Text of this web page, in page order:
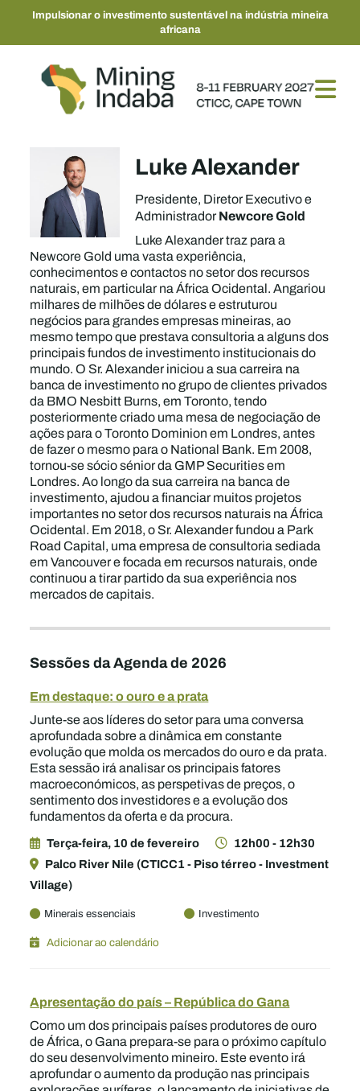
Impulsionar o investimento sustentável na indústria mineira
africana
Luke Alexander
Presidente, Diretor Executivo e
AdministradorNewcore Gold
Luke Alexander traz para a
Newcore Gold uma vasta experiência,
conhecimentos e contactos no setor dos recursos
naturais, em particular na África Ocidental. Angariou
milhares de milhões de dólares e estruturou
negócios para grandes empresas mineiras, ao
mesmo tempo que prestava consultoria a alguns dos
principais fundos de investimento institucionais do
mundo. O Sr. Alexander iniciou a sua carreira na
banca de investimento no grupo de clientes privados
da BMO Nesbitt Burns, em Toronto, tendo
posteriormente criado uma mesa de negociação de
ações para o Toronto Dominion em Londres, antes
de fazer o mesmo para o National Bank. Em 2008,
tornou-se sócio sénior da GMP Securities em
Londres. Ao longo da sua carreira na banca de
investimento, ajudou a financiar muitos projetos
importantes no setor dos recursos naturais na África
Ocidental. Em 2018, o Sr. Alexander fundou a Park
Road Capital, uma empresa de consultoria sediada
em Vancouver e focada em recursos naturais, onde
continuou a tirar partido da sua experiência nos
mercados de capitais.
Sessões da Agenda de 2026
Em destaque: o ouro e a prata
Junte-se aos líderes do setor para uma conversa
aprofundada sobre a dinâmica em constante
evolução que molda os mercados do ouro e da prata.
Esta sessão irá analisar os principais fatores
macroeconómicos, as perspetivas de preços, o
sentimento dos investidores e a evolução dos
fundamentos da oferta e da procura.
Terça-feira, 10 de fevereiro
12h00 - 12h30
Palco River Nile (CTICC1 - Piso térreo - Investment
Village)
Minerais essenciais Investimento
Adicionar ao calendário
Apresentação do país – República do Gana
Como um dos principais países produtores de ouro
de África, o Gana prepara-se para o próximo capítulo
do seu desenvolvimento mineiro. Este evento irá
aprofundar o aumento da produção nas principais